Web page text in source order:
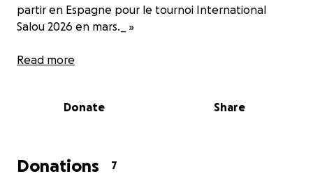
partir en Espagne pour le tournoi International
Salou 2026 en mars._ »
Nous cherchons des gens qui croient au rêve de
d’être vu et peut-être remarqué par des recruteurs
Offrez votre soutien aux talents de demain.
Read more
Donate Share
Donations 7